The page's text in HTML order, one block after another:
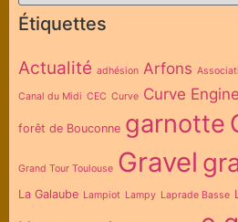
Étiquettes
Actualité adhésion Arfons
Canal du Midi CEC Curve Curve
forêt de Bouconne garnotte
Grand Tour Toulouse Gravel
La Galaube Lampiot Lampy Laprade Basse